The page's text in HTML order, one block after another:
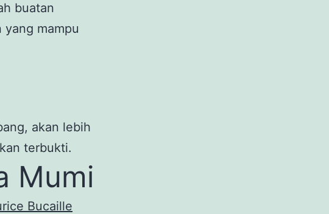
buatan
yang mampu
akan lebih
terbukti.
Mumi
Bucaille